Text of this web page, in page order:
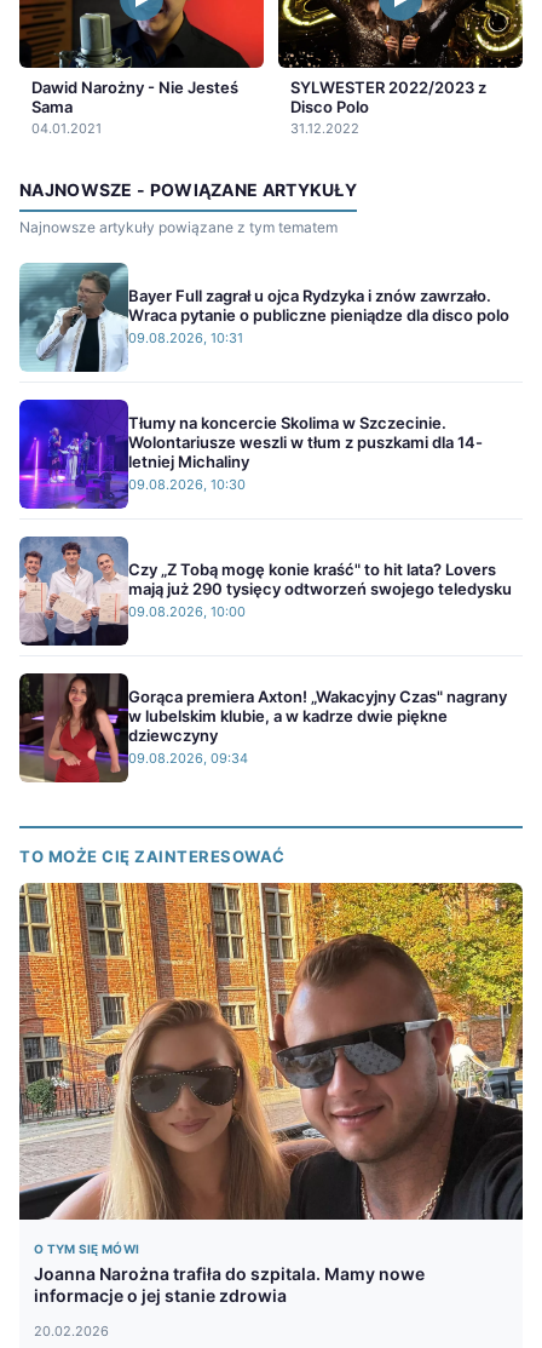
Dawid Narożny - Nie Jesteś
Sama
04.01.2021
SYLWESTER 2022/2023 z
Disco Polo
31.12.2022
NAJNOWSZE - POWIĄZANE ARTYKUŁY
Najnowsze artykuły powiązane z tym tematem
Bayer Full zagrał u ojca Rydzyka i znów zawrzało.
Wraca pytanie o publiczne pieniądze dla disco polo
09.08.2026, 10:31
Tłumy na koncercie Skolima w Szczecinie.
Wolontariusze weszli w tłum z puszkami dla 14-
letniej Michaliny
09.08.2026, 10:30
Czy „Z Tobą mogę konie kraść" to hit lata? Lovers
mają już 290 tysięcy odtworzeń swojego teledysku
09.08.2026, 10:00
Gorąca premiera Axton! „Wakacyjny Czas" nagrany
w lubelskim klubie, a w kadrze dwie piękne
dziewczyny
09.08.2026, 09:34
TO MOŻE CIĘ ZAINTERESOWAĆ
O TYM SIĘ MÓWI
Joanna Narożna trafiła do szpitala. Mamy nowe
informacje o jej stanie zdrowia
20.02.2026